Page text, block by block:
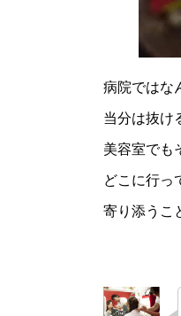
病院ではな
当分は抜け
美容室でも
どこに行っ
寄り添うこ